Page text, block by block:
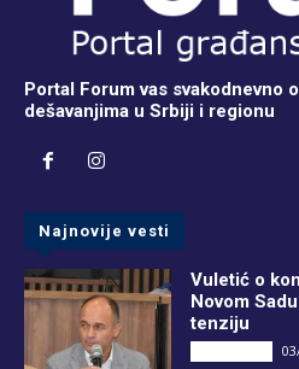
Portal Forum vas svakodnevno
dešavanjima u Srbiji i regionu
Najnovije vesti
Vuletić o
Novom
tenziju